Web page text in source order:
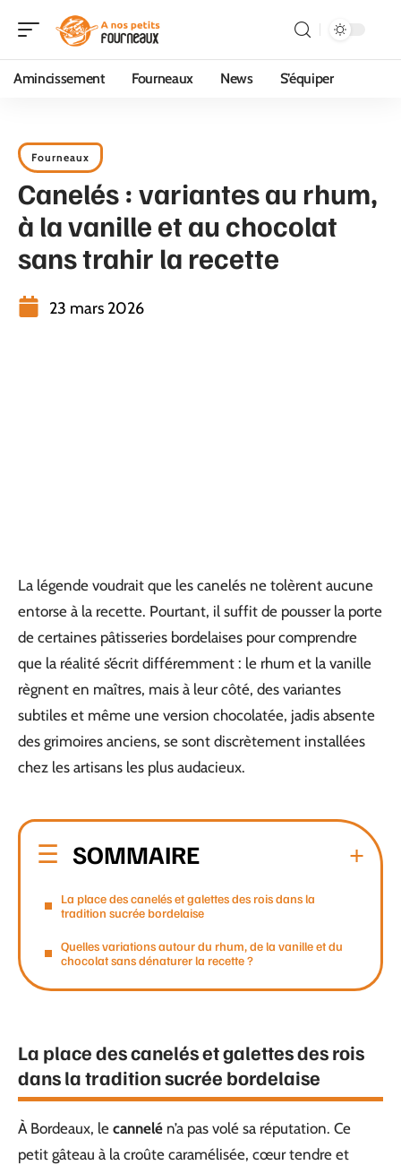
Amincissement Fourneaux News S’équiper
Fourneaux
Canelés : variantes au rhum,
à la vanille et au chocolat
sans trahir la recette
23 mars 2026
La légende voudrait que les canelés ne tolèrent aucune
entorse à la recette. Pourtant, il suffit de pousser la porte
de certaines pâtisseries bordelaises pour comprendre
que la réalité s’écrit différemment : le rhum et la vanille
règnent en maîtres, mais à leur côté, des variantes
subtiles et même une version chocolatée, jadis absente
des grimoires anciens, se sont discrètement installées
chez les artisans les plus audacieux.
SOMMAIRE
La place des canelés et galettes des rois dans la
tradition sucrée bordelaise
Quelles variations autour du rhum, de la vanille et du
chocolat sans dénaturer la recette ?
La place des canelés et galettes des rois
dans la tradition sucrée bordelaise
À Bordeaux, le cannelé n’a pas volé sa réputation. Ce
petit gâteau à la croûte caramélisée, cœur tendre et